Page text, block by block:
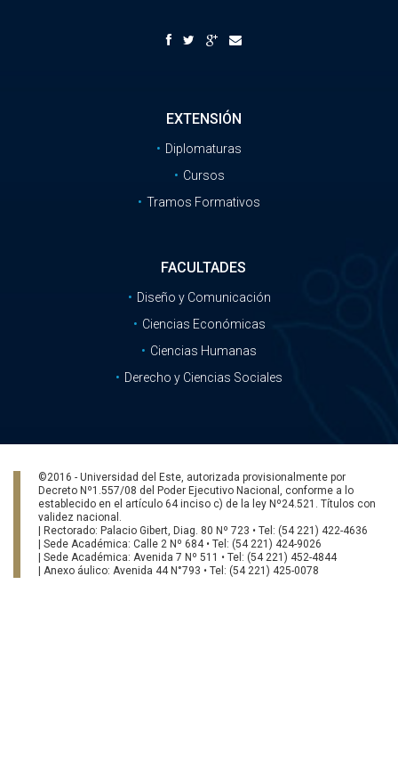
EXTENSIÓN
Diplomaturas
Cursos
Tramos Formativos
FACULTADES
Diseño y Comunicación
Ciencias Económicas
Ciencias Humanas
Derecho y Ciencias Sociales
©2016 - Universidad del Este, autorizada provisionalmente por
Decreto Nº1.557/08 del Poder Ejecutivo Nacional, conforme a lo
establecido en el artículo 64 inciso c) de la ley Nº24.521. Títulos con
validez nacional.
| Rectorado: Palacio Gibert, Diag. 80 Nº 723 • Tel: (54 221) 422-4636
| Sede Académica: Calle 2 Nº 684 • Tel: (54 221) 424-9026
| Sede Académica: Avenida 7 Nº 511 • Tel: (54 221) 452-4844
| Anexo áulico: Avenida 44 N°793 • Tel: (54 221) 425-0078